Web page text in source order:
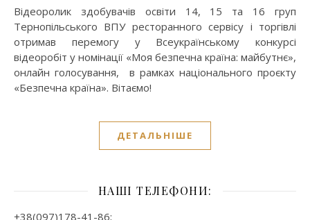
Відеоролик здобувачів освіти 14, 15 та 16 груп
Тернопільського ВПУ ресторанного сервісу і торгівлі
отримав перемогу у Всеукраїнському конкурсі
відеоробіт у номінації «Моя безпечна країна: майбутнє»,
онлайн голосування, в рамках національного проєкту
«Безпечна країна». Вітаємо!
ДЕТАЛЬНІШЕ
НАШІ ТЕЛЕФОНИ:
+38(097)178-41-86;